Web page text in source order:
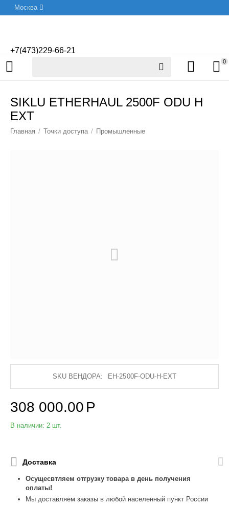
Москва
+7(473)229-66-21
0
SIKLU ETHERHAUL 2500F ODU H
EXT
Главная / Точки доступа / Промышленные
SKU ВЕНДОРА: EH-2500F-ODU-H-EXT
308 000.00 Р
В наличии: 2 шт.
Доставка
Осущесвтляем отгрузку товара в день получения
оплаты!
Мы доставляем заказы в любой населенный пункт России